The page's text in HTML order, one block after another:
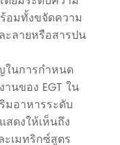
อมทั้งขจัดความ
ะลายหรือสารปน
นการกำหนด
นของ EGT ใน
อาหารระดับ
ดงให้เห็นถึง
เมทริกซ์สูตร